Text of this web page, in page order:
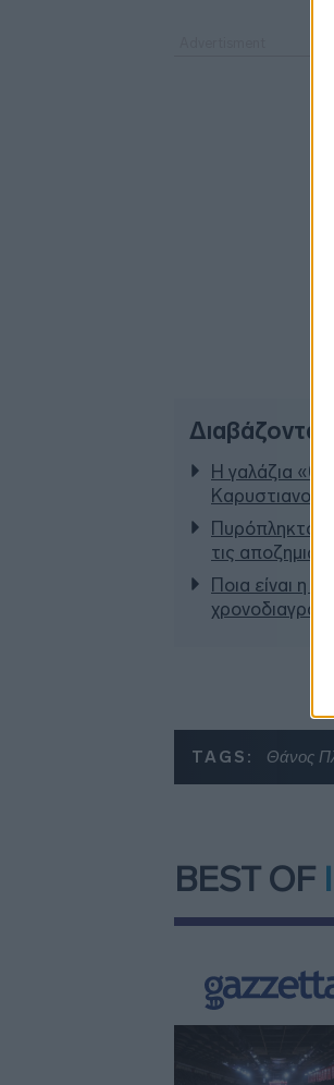
Διαβάζονται
Η γαλάζια
Καρυστιανού
Πυρόπληκτοι:
τις
Ποια είναι η
TAGS: Θάνος
BEST OF